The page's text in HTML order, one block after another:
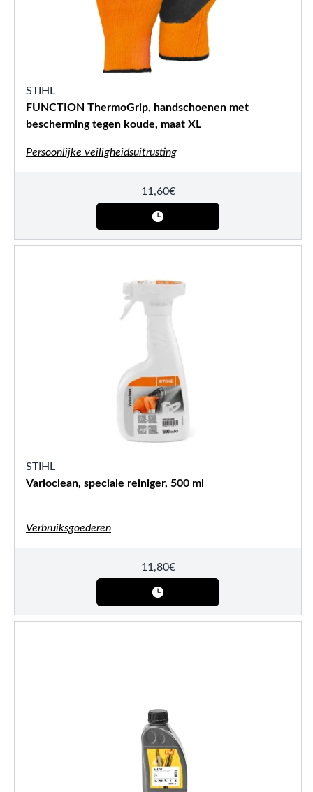
STIHL
FUNCTION ThermoGrip, handschoenen met
bescherming tegen koude, maat XL
Persoonlijke veiligheidsuitrusting
11,60€
STIHL
Varioclean, speciale reiniger, 500 ml
Verbruiksgoederen
11,80€